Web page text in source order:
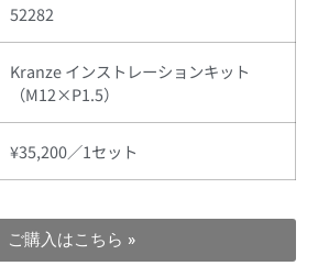
52282
Kranze インストレーションキット
（M12×P1.5）
¥35,200／1セット
ご購入はこちら »